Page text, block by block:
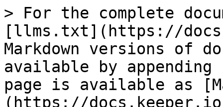
> For the complete
[llms.txt](https://
Markdown versions of
available by
page is available as
(https://